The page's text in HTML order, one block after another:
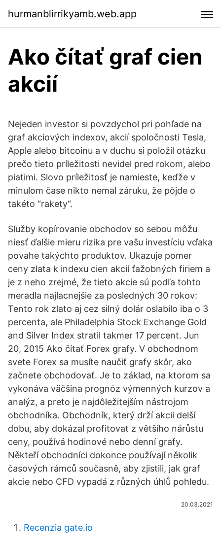
hurmanblirrikyamb.web.app
Ako čítať graf cien
akcií
Nejeden investor si povzdychol pri pohľade na
graf akciových indexov, akcií spoločnosti Tesla,
Apple alebo bitcoinu a v duchu si položil otázku
prečo tieto príležitosti nevidel pred rokom, alebo
piatimi. Slovo príležitosť je namieste, keďže v
minulom čase nikto nemal záruku, že pôjde o
takéto “rakety“.
Služby kopírovanie obchodov so sebou môžu
niesť ďalšie mieru rizika pre vašu investíciu vďaka
povahe takýchto produktov. Ukazuje pomer
ceny zlata k indexu cien akcií ťažobných firiem a
je z neho zrejmé, že tieto akcie sú podľa tohto
meradla najlacnejšie za posledných 30 rokov:
Tento rok zlato aj cez silný dolár oslabilo iba o 3
percenta, ale Philadelphia Stock Exchange Gold
and Silver Index stratil takmer 17 percent. Jun
20, 2015 Ako čítať Forex grafy. V obchodnom
svete Forex sa musíte naučiť grafy skôr, ako
začnete obchodovať. Je to základ, na ktorom sa
vykonáva väčšina prognóz výmenných kurzov a
analýz, a preto je najdôležitejším nástrojom
obchodníka. Obchodník, který drží akcii delší
dobu, aby dokázal profitovat z většího nárůstu
ceny, používá hodinové nebo denní grafy.
Někteří obchodníci dokonce používají několik
časových rámců současně, aby zjistili, jak graf
akcie nebo CFD vypadá z různých úhlů pohledu.
20.03.2021
Recenzia gate.io